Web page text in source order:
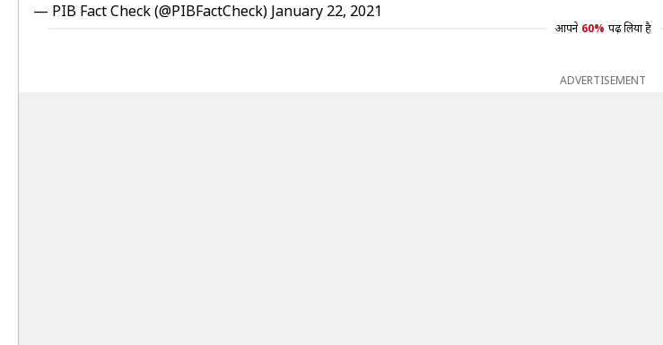
— PIB Fact Check (@PIBFactCheck) January 22, 2021
आपने 60% पढ़ लिया है
ADVERTISEMENT